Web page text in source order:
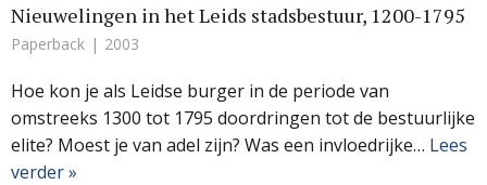
Nieuwelingen in het Leids stadsbestuur, 1200-1795
Paperback 2003
Hoe kon je als Leidse burger in de periode van
omstreeks 1300 tot 1795 doordringen tot de bestuurlijke
elite? Moest je van adel zijn? Was een invloedrijke… Lees
verder »